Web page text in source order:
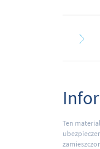
Ten